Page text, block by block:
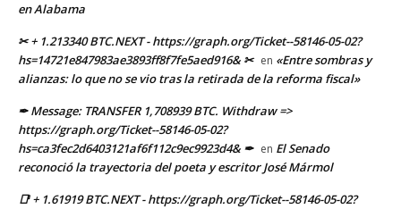
en Alabama
✂ + 1.213340 BTC.NEXT - https://graph.org/Ticket--58146-05-02?
hs=14721e847983ae3893ff8f7fe5aed916& ✂ en «Entre sombras y
alianzas: lo que no se vio tras la retirada de la reforma fiscal»
✒ Message: TRANSFER 1,708939 BTC. Withdraw =>
https://graph.org/Ticket--58146-05-02?
hs=ca3fec2d6403121af6f112c9ec9923d4& ✒ en El Senado
reconoció la trayectoria del poeta y escritor José Mármol
📑 + 1.61919 BTC.NEXT - https://graph.org/Ticket--58146-05-02?